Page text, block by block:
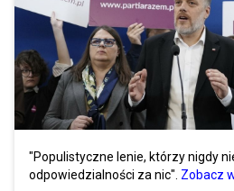
"Populistyczne lenie, którzy nigdy
odpowiedzialności za nic". Zobacz